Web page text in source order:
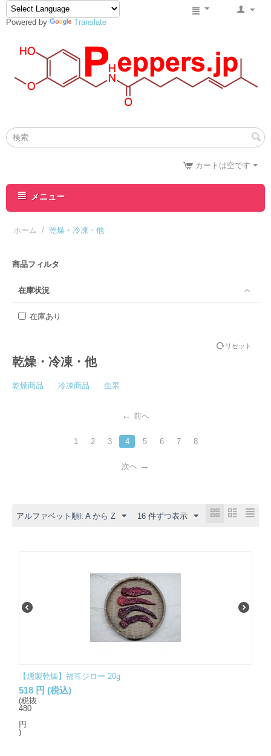
Powered by Translate
カートは空です
メニュー
ホーム / 乾燥・冷凍・他
商品フィルタ
在庫状況
在庫あり
リセット
乾燥・冷凍・他
乾燥商品 冷凍商品 生果
前へ
1 2 3 4 5 6 7 8
次へ
アルファベット順l: A から Z 16 件ずつ表示
【燻製乾燥】福耳ジロー 20g
518 円 (税込)
(税抜
480
円
)